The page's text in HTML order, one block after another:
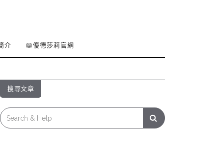
介 📖優德莎莉官網
搜尋文章
Search
for: